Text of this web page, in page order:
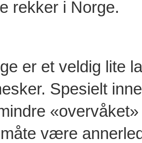
rekker i Norge.
er et veldig lite
Spesielt
være